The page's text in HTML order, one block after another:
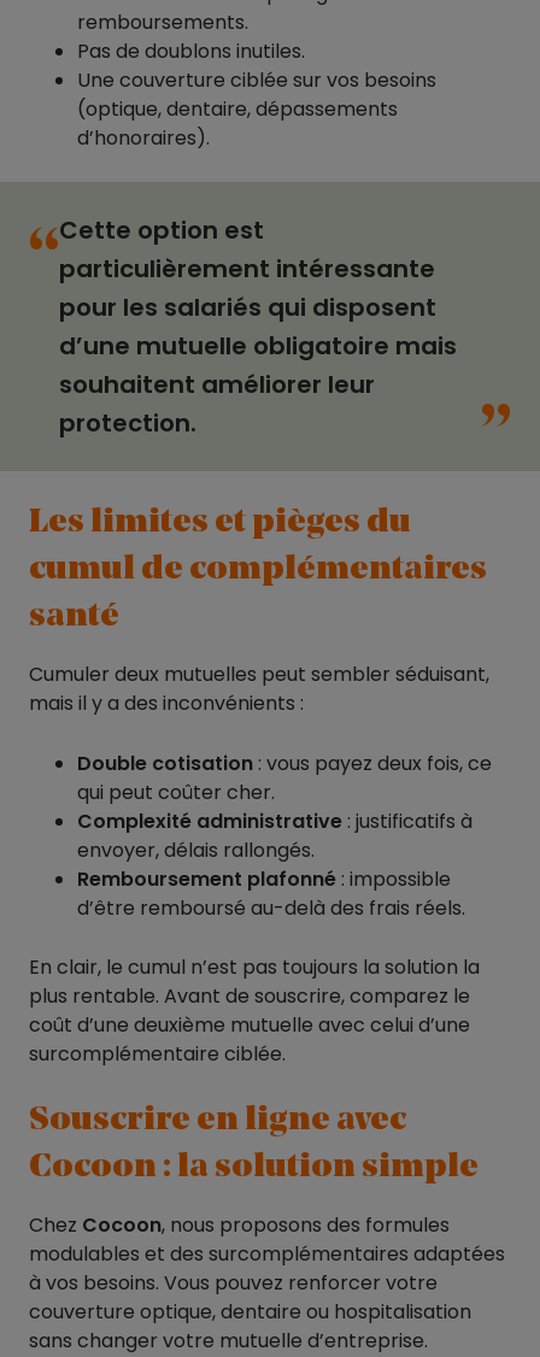
remboursements.
Pas de doublons inutiles.
Une couverture ciblée sur vos besoins
(optique, dentaire, dépassements
d’honoraires).
“Cette option est
particulièrement intéressante
pour les salariés qui disposent
d’une mutuelle obligatoire mais
souhaitent améliorer leur
protection.
“
Les limites et pièges du
cumul de complémentaires
santé
Cumuler deux mutuelles peut sembler séduisant,
mais il y a des inconvénients :
Double cotisation : vous payez deux fois, ce
qui peut coûter cher.
Complexité administrative : justificatifs à
envoyer, délais rallongés.
Remboursement plafonné : impossible
d’être remboursé au-delà des frais réels.
En clair, le cumul n’est pas toujours la solution la
plus rentable. Avant de souscrire, comparez le
coût d’une deuxième mutuelle avec celui d’une
surcomplémentaire ciblée.
Souscrire en ligne avec
Cocoon : la solution simple
Chez Cocoon, nous proposons des formules
modulables et des surcomplémentaires adaptées
à vos besoins. Vous pouvez renforcer votre
couverture optique, dentaire ou hospitalisation
sans changer votre mutuelle d’entreprise.